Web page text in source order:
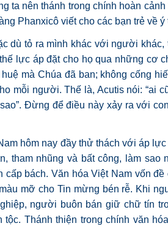
ta nên thánh trong chính hoàn
Phanxicô viết cho các bạn trẻ về
dù tỏ ra mình khác với người
lực áp đặt cho họ qua những cơ
mà Chúa đã ban; không cống
mỗi người. Thế là, Acutis nói: “ai
Đừng để điều này xảy ra với
hôm nay đầy thử thách với áp
tham nhũng và bất công, làm sao
bách. Văn hóa Việt Nam vốn đề
mỡ cho Tin mừng bén rễ. Khi
người buôn bán giữ chữ tín
Thánh thiện trong chính văn